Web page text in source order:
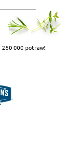
260 000 potraw!